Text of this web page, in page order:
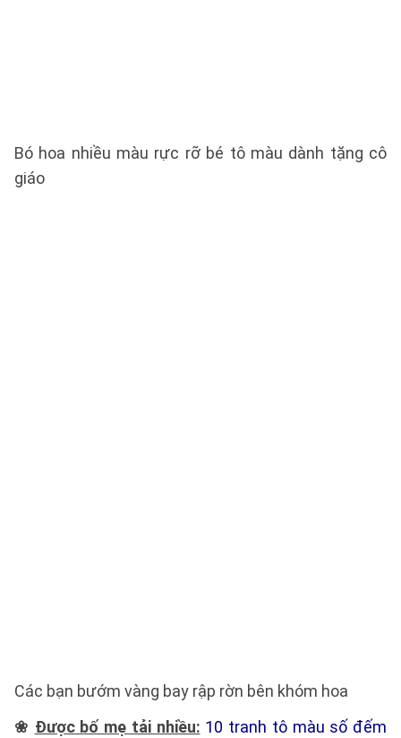
Bó hoa nhiều màu rực rỡ bé tô màu dành tặng cô
giáo
Các bạn bướm vàng bay rập rờn bên khóm hoa
❀ Được bố mẹ tải nhiều: 10 tranh tô màu số đếm